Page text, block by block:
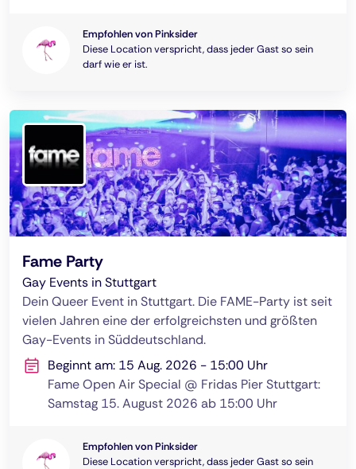
Empfohlen von Pinksider
Diese Location verspricht, dass jeder Gast so sein
darf wie er ist.
Fame Party
Gay Events in Stuttgart
Dein Queer Event in Stuttgart. Die FAME-Party ist seit
vielen Jahren eine der erfolgreichsten und größten
Gay-Events in Süddeutschland.
Beginnt am: 15 Aug. 2026 - 15:00 Uhr
Fame Open Air Special @ Fridas Pier Stuttgart:
Samstag 15. August 2026 ab 15:00 Uhr
Empfohlen von Pinksider
Diese Location verspricht, dass jeder Gast so sein